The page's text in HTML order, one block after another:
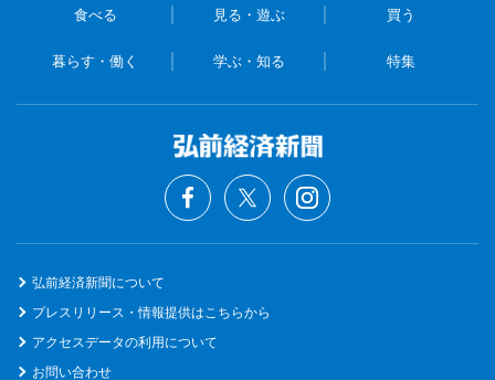
食べる 見る・遊ぶ 買う
暮らす・働く 学ぶ・知る 特集
弘前経済新聞について
プレスリリース・情報提供はこちらから
アクセスデータの利用について
お問い合わせ